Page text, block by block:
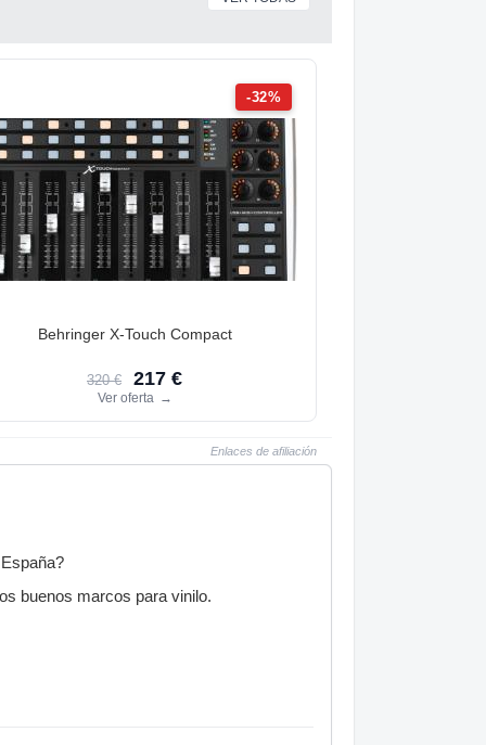
-32%
Behringer X-Touch Compact
320 € 217 €
Ver oferta →
Enlaces de afiliación
buenos marcos para vinilo.